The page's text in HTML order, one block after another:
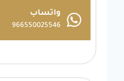
واتساب
966550025546